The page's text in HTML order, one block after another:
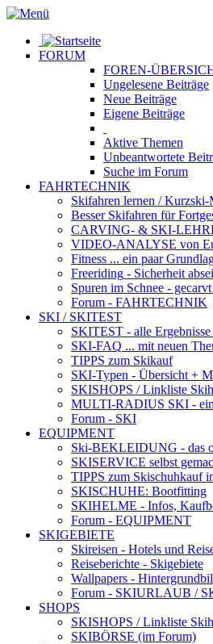
FORUM
FOREN-
Ungelesene Beiträge
Neue Beiträge
Eigene Beiträge
Aktive Themen
Unbeantwortete
Suche im Forum
FAHRTECHNIK
Skifahren lernen / Kurzski-
Besser Skifahren für
CARVING- & SKI-
VIDEO-ANALYSE von
Fitness ... ein paar
Freeriding - Sicherheit
Spuren im Schnee -
Forum - FAHRTECHNIK
SKI / SKITEST
SKITEST - alle
SKI-FAQ ... mit neuen
TIPPS zum Skikauf
SKI-Typen - Übersicht +
SKISHOPS / Linkliste
MULTI-RADIUS SKI -
Forum - SKI
EQUIPMENT
Ski-BEKLEIDUNG - das
SKISERVICE selbst
TIPPS zum Skischuhkauf
SKISCHUHE: Bootfitting
SKIHELME - Infos,
Forum - EQUIPMENT
SKIGEBIETE
Skireisen - Hotels und
Reiseberichte - Skigebiete
Wallpapers -
Forum - SKIURLAUB /
SHOPS
SKISHOPS / Linkliste
SKIBÖRSE (im Forum)